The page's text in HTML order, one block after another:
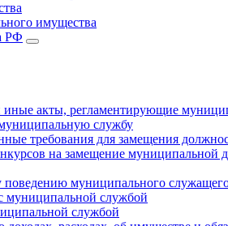
имущества
РФ
акты, регламентирующие
службу
требования для замещения
на замещение муниципальной
поведению муниципального
муниципальной службой
службой